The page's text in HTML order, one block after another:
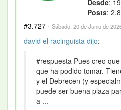
Posts:
#3.727 · Sábado, 20 de Junio de
david el racinguista dijo:
#respuesta Pues creo
que ha podido tomar.
y el Debrecen (y
puede ser buena plaza
a ...